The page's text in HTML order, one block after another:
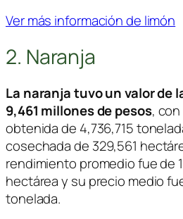
Ver más información de limón
2. Naranja
La naranja tuvo un valor de
9,461 millones de pesos,
obtenida de 4,736,715
cosechada de 329,561
rendimiento promedio fue de
hectárea y su precio medio
tonelada.